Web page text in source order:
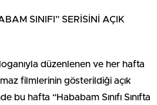
SINIFI” SERİSİNİ AÇIK
düzenlenen ve her hafta
filmlerinin gösterildiği açık
bu hafta “Hababam Sınıfı Sınıfta